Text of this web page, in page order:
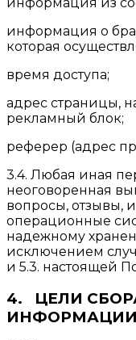
информация о
которая
время доступа;
адрес страницы,
рекламный блок;
реферер (адрес
3.4. Любая иная
неоговоренная
вопросы, отзывы,
операционные
надежному
исключением
и 5.3. настоящей
4. ЦЕЛИ